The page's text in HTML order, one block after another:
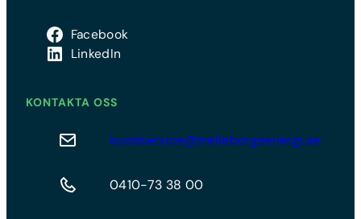
Facebook
LinkedIn
KONTAKTA OSS
kundservice@trelleborgsenergi.se
0410-73 38 00